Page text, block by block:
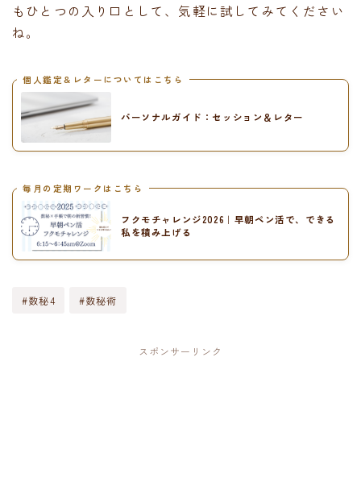
もひとつの入り口として、気軽に試してみてください
ね。
個人鑑定＆レターについてはこちら
パーソナルガイド：セッション＆レター
毎月の定期ワークはこちら
フクモチャレンジ2026｜早朝ペン活で、できる
私を積み上げる
#数秘4 #数秘術
スポンサーリンク